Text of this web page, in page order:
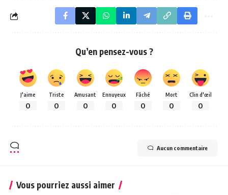
Qu’en pensez-vous ?
J'aime
0
Triste
0
Amusant
0
Ennuyeux
0
Fâché
0
Mort
0
Clin d'œil
0
Aucun commentaire
Vous pourriez aussi aimer